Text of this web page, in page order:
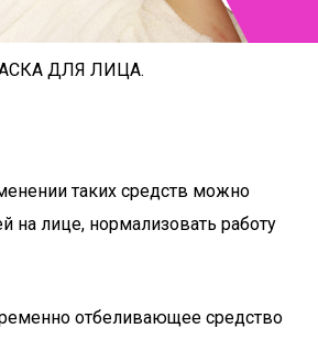
ДЛЯ ЛИЦА.
таких средств можно
на лице, нормализовать работу
отбеливающее средство